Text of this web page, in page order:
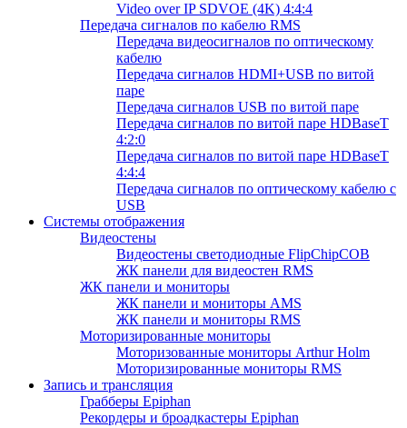
Video over IP SDVOE (4K) 4:4:4
Передача сигналов по кабелю RMS
Передача видеосигналов по оптическому
кабелю
Передача сигналов HDMI+USB по витой
паре
Передача сигналов USB по витой паре
Передача сигналов по витой паре HDBaseT
4:2:0
Передача сигналов по витой паре HDBaseT
4:4:4
Передача сигналов по оптическому кабелю с
USB
Системы отображения
Видеостены
Видеостены светодиодные FlipChipCOB
ЖК панели для видеостен RMS
ЖК панели и мониторы
ЖК панели и мониторы AMS
ЖК панели и мониторы RMS
Моторизированные мониторы
Моторизованные мониторы Arthur Holm
Моторизированные мониторы RMS
Запись и трансляция
Грабберы Epiphan
Рекордеры и броадкастеры Epiphan